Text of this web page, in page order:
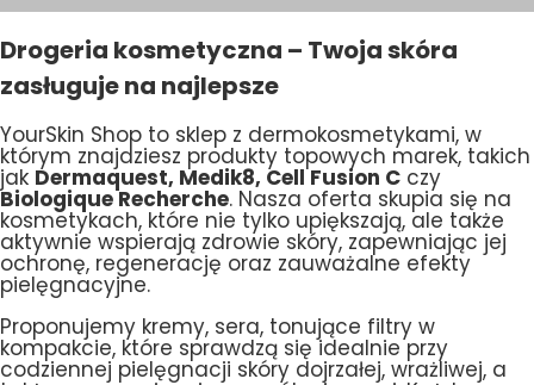
Drogeria kosmetyczna – Twoja skóra
zasługuje na najlepsze
YourSkin Shop to sklep z dermokosmetykami, w
którym znajdziesz produkty topowych marek, takich
jak Dermaquest, Medik8, Cell Fusion C czy
Biologique Recherche. Nasza oferta skupia się na
kosmetykach, które nie tylko upiększają, ale także
aktywnie wspierają zdrowie skóry, zapewniając jej
ochronę, regenerację oraz zauważalne efekty
pielęgnacyjne.
Proponujemy kremy, sera, tonujące filtry w
kompakcie, które sprawdzą się idealnie przy
codziennej pielęgnacji skóry dojrzałej, wrażliwej, a